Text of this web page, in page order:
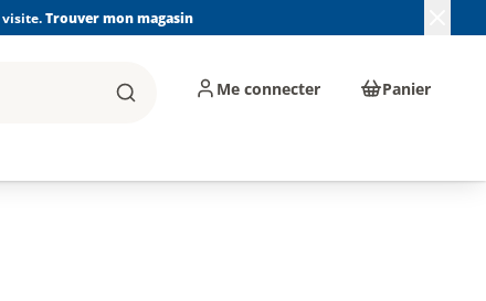
visite.Trouver mon magasin
Rechercher
Me connecter Panier